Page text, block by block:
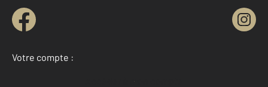
Votre compte :
Accéder à mon compte